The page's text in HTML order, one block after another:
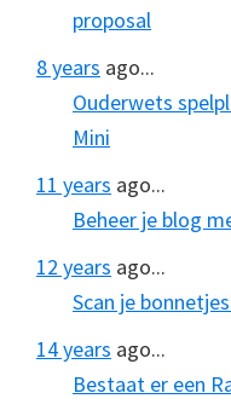
proposal
8 years ago...
Ouderwets
Mini
11 years ago...
Beheer je blog
12 years ago...
Scan je
14 years ago...
Bestaat er een